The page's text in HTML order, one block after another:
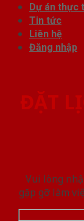
Dự án thực
Tin tức
Liên hệ
Đăng nhập
ĐẶT
Vui lòng
gặp gỡ làm